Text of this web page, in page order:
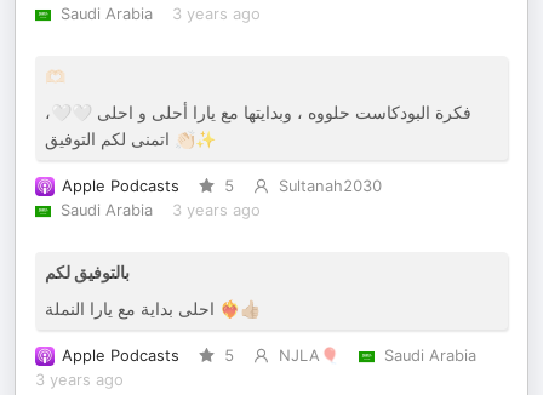
Saudi Arabia
3 years ago
🫶🏻
فكرة البودكاست حلووه ، وبدايتها مع يارا أحلى و احلى 🤍🤍،
اتمنى لكم التوفيق 👏🏻✨
Apple Podcasts 5
Sultanah2030
Saudi Arabia
3 years ago
بالتوفيق لكم
احلى بداية مع يارا النملة ❤️‍🔥👍🏼
Apple Podcasts 5 NJLA🎈
Saudi Arabia
3 years ago